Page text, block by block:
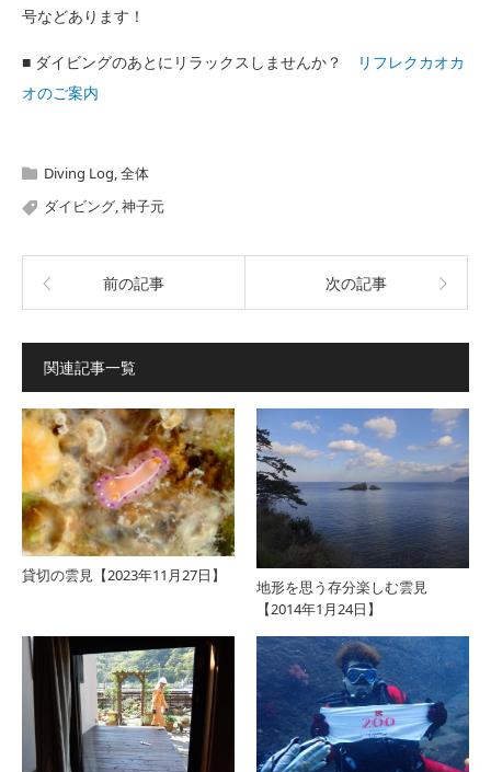
号などあります！
■ ダイビングのあとにリラックスしませんか？
リフレクカオカ
オのご案内
Diving Log,全体
ダイビング,神子元
前の記事 次の記事
関連記事一覧
貸切の雲見【2023年11月27日】
地形を思う存分楽しむ雲見
【2014年1月24日】